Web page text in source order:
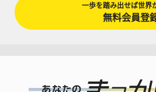
一歩を踏み出せば世界
無料会員登